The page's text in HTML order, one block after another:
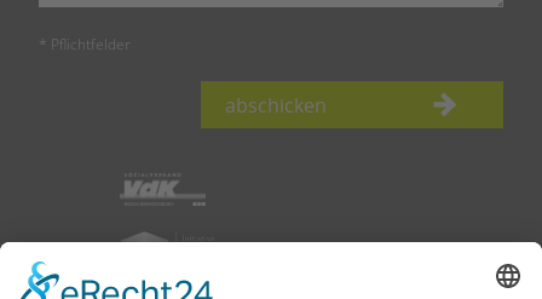
* Pflichtfelder
abschicken